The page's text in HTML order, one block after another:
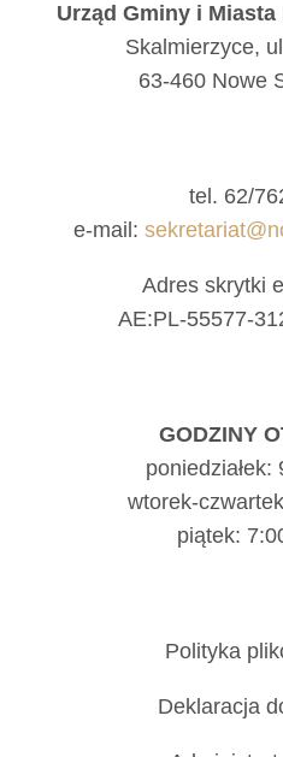
Urząd Gminy i
Skalmierzyce,
63-460 Nowe
tel. 62/
e-mail:
Adres skrytki
AE:PL-55577-
GODZINY
poniedziałek:
wtorek-
piątek:
Polityka
Deklaracja